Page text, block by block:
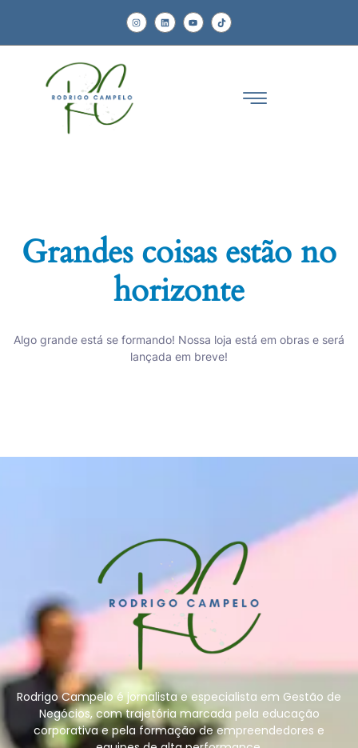
Grandes coisas estão no
horizonte
Algo grande está se formando! Nossa loja está em obras e será
lançada em breve!
Rodrigo Campelo é jornalista e especialista em Gestão de
Negócios, com trajetória marcada pela educação
corporativa e pela formação de empreendedores e